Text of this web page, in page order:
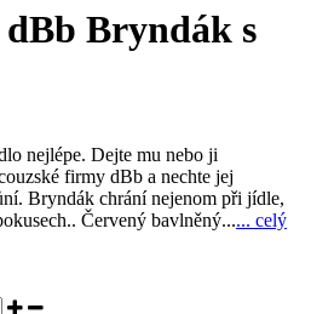
Bryndák s
nejlépe. Dejte mu nebo ji
firmy dBb a nechte jej
Bryndák chrání nejenom při jídle,
Červený bavlněný...... celý